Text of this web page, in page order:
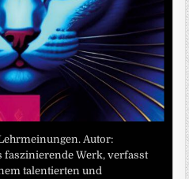
Autor:
faszinierende Werk, verfasst
talentierten und